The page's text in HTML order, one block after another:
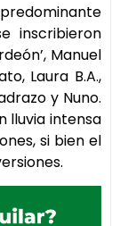
inscribieron
Manuel
Laura B.A.,
y Nuno.
lluvia intensa
si bien el